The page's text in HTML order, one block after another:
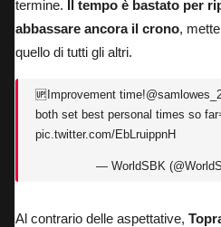
termine. Il tempo è bastato per
abbassare ancora il crono,
quello di tutti gli altri.
🆙Improvement time!
both set best personal times so
pic.twitter.com/EbLruippnH
— WorldSBK
Al contrario delle aspettative,